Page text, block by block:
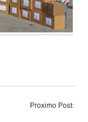
Proximo Post: